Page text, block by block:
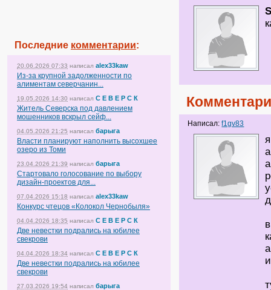
Последние комментарии:
20.06.2026 07:33 написал alex33kaw
Из-за крупной задолженности по
алиментам северчанин...
19.05.2026 14:30 написал С Е В Е Р С К
Житель Северска под давлением
мошенников вскрыл сейф...
04.05.2026 21:25 написал барыга
Власти планируют наполнить высохшее
озеро из Томи
23.04.2026 21:39 написал барыга
Стартовало голосование по выбору
дизайн-проектов для...
07.04.2026 15:18 написал alex33kaw
Конкурс чтецов «Колокол Чернобыля»
04.04.2026 18:35 написал С Е В Е Р С К
Две невестки подрались на юбилее
свекрови
04.04.2026 18:34 написал С Е В Е Р С К
Две невестки подрались на юбилее
свекрови
27.03.2026 19:54 написал барыга
Написал:f1gv83